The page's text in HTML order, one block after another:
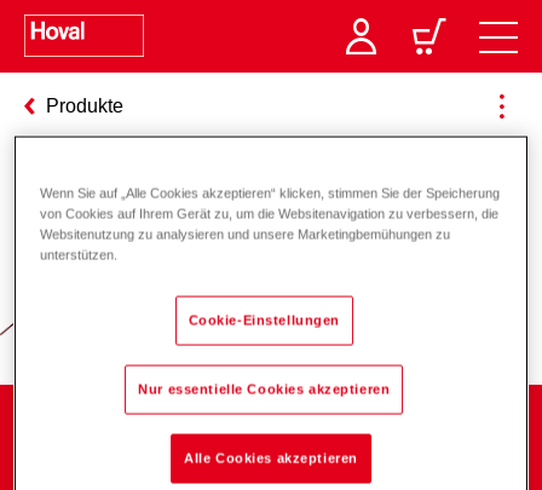
Produkte
Verantwortung für Energie und
Wenn Sie auf „Alle Cookies akzeptieren“ klicken, stimmen Sie der Speicherung
von Cookies auf Ihrem Gerät zu, um die Websitenavigation zu verbessern, die
Websitenutzung zu analysieren und unsere Marketingbemühungen zu
unterstützen.
Cookie-Einstellungen
Nur essentielle Cookies akzeptieren
Alle Cookies akzeptieren